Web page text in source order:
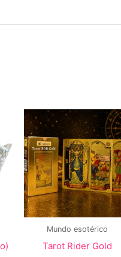
Mundo esotérico
Tarot Rider Gold